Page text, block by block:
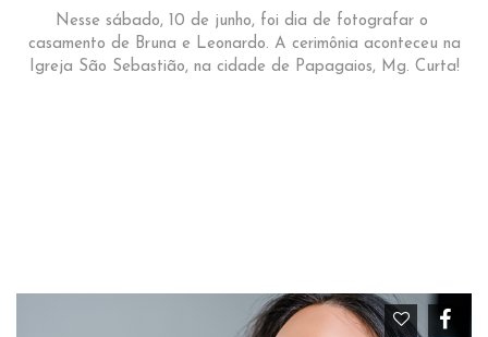
Nesse sábado, 10 de junho, foi dia de fotografar o
casamento de Bruna e Leonardo. A cerimônia aconteceu na
Igreja São Sebastião, na cidade de Papagaios, Mg. Curta!